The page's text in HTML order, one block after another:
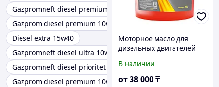
Gazpromneft diesel premium 10w40
Gazprom diesel premium 10w40
Diesel extra 15w40
Gazpromneft diesel ultra 10w 40
Gazpromneft diesel prioritet 10w 40
Gazprom diesel premium 10w40 205л
Моторное масло для
дизельных двигателей
CF-4 10W-30, CF-4 15W-50
В наличии
от38 000₸